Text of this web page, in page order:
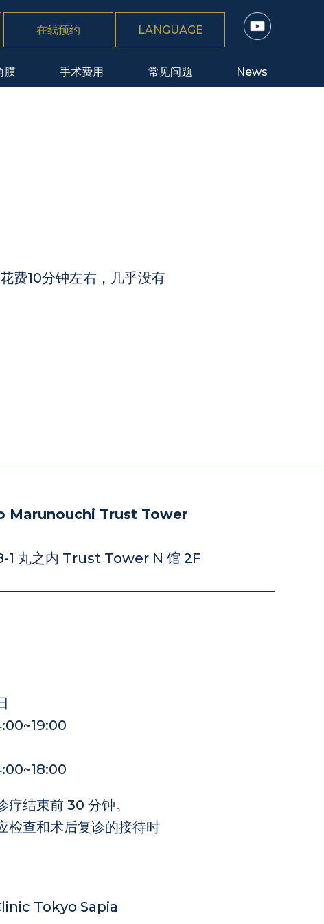
在线预约 LANGUAGE
膜 手术费用 常见问题 News
费10分钟左右，几乎没有
Marunouchi Trust Tower
1 丸之内 Trust Tower N 馆 2F
疗结束前 30 分钟。
检查和术后复诊的接待时
Tokyo Sapia